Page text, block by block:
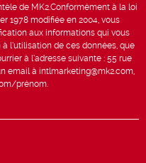
de MK2.Conformément à la loi
1978 modifiée en 2004, vous
aux informations qui vous
l’utilisation de ces données, que
à l’adresse suivante : 55 rue
email à intlmarketing@mk2.com,
prénom.